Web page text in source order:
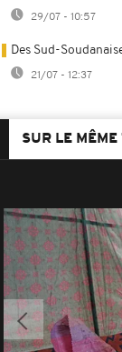
29/07 - 10:57
Des Sud-
21/07 - 12:37
SUR LE MÊME